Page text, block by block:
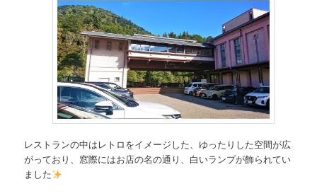
レストランの中はレトロをイメージした、ゆったりした空間が広
がっており、窓際にはお店の名の通り、白いランプが飾られてい
ました